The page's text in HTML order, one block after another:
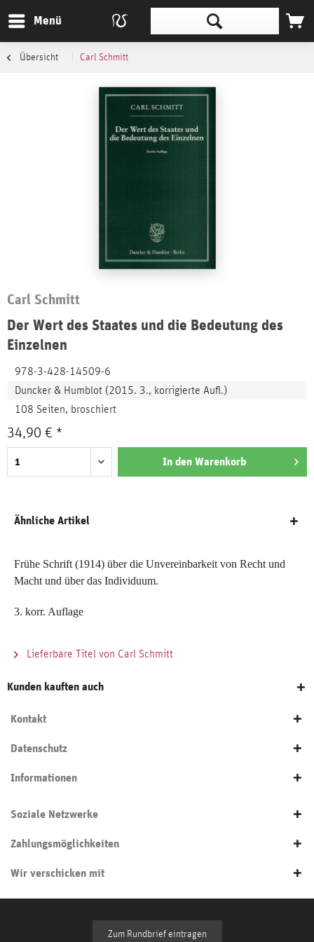
Menü
Übersicht Carl Schmitt
Carl Schmitt
Der Wert des Staates und die Bedeutung des
Einzelnen
978-3-428-14509-6
Duncker & Humblot (2015. 3., korrigierte Aufl.)
108 Seiten, broschiert
34,90 € *
In den Warenkorb
Ähnliche Artikel
Frühe Schrift (1914) über die Unvereinbarkeit von Recht und
Macht und über das Individuum.
3. korr. Auflage
Lieferbare Titel von Carl Schmitt
Kunden kauften auch
Kontakt
Datenschutz
Informationen
Soziale Netzwerke
Zahlungsmöglichkeiten
Wir verschicken mit
Zum Rundbrief eintragen